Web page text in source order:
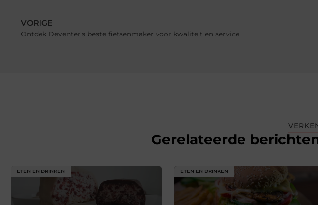
VORIGE
Ontdek Deventer's beste fietsenmaker voor kwaliteit en service
Gerelateerde
ETEN EN DRINKEN ETEN EN DRINKEN